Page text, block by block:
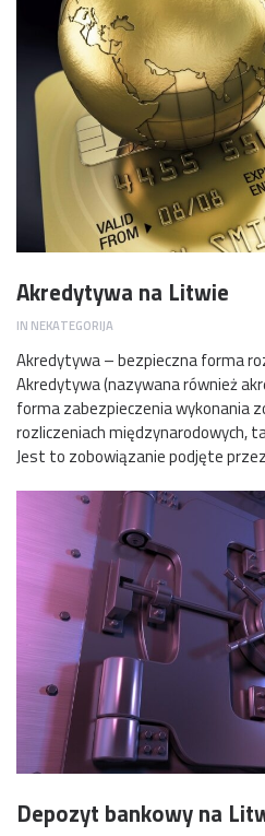
Akredytywa na Litwie
IN NEKATEGORIJA
Akredytywa – bezpieczna forma
Akredytywa (nazywana również
forma zabezpieczenia wykonania
rozliczeniach międzynarodowych,
Jest to zobowiązanie podjęte
Depozyt bankowy na